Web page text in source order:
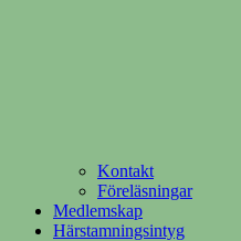
Kontakt
Föreläsningar
Medlemskap
Härstamningsintyg